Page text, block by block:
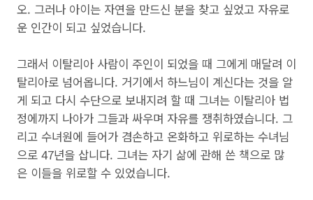
오. 그러나 아이는 자연을 만드신 분을 찾고 싶었고 자유로
운 인간이 되고 싶었습니다.
그래서 이탈리아 사람이 주인이 되었을 때 그에게 매달려 이
탈리아로 넘어옵니다. 거기에서 하느님이 계신다는 것을 알
게 되고 다시 수단으로 보내지려 할 때 그녀는 이탈리아 법
정에까지 나아가 그들과 싸우며 자유를 쟁취하였습니다. 그
리고 수녀원에 들어가 겸손하고 온화하고 위로하는 수녀님
으로 47년을 삽니다. 그녀는 자기 삶에 관해 쓴 책으로 많
은 이들을 위로할 수 있었습니다.